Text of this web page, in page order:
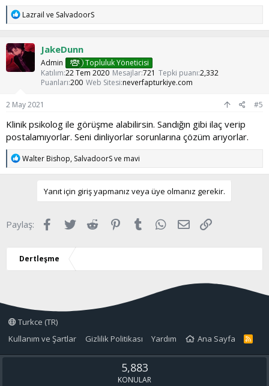
T
p
k
i
l
e
Lazrail ve SalvadoorS
JakeDunn
Admin
Topluluk Yöneticisi
Katılım 22 Tem 2020 Mesajlar721 Tepki puanı 2,332
Puanları 200 Web Sitesi neverfapturkiye.com
2 May 2021 #5
Klinik psikolog ile görüşme alabilirsin. Sandığın gibi ilaç verip
postalamıyorlar. Seni dinliyorlar sorunlarına çözüm arıyorlar.
T
p
r
Walter Bishop, SalvadoorSve mavi
Yanıt için giriş yapmanız veya üye olmanız gerekir.
Paylaş: Facebook
Twitter Reddit Pinterest
Tumblr WhatsApp
E-posta
Dertleşme
Turkce (TR)
Kullanım ve Şartlar
Gizlilik Politikası Yardım Ana Sayfa
R
S
5,883
KONULAR